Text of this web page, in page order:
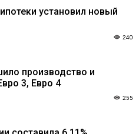
установил новый
240
производство и
3, Евро 4
255